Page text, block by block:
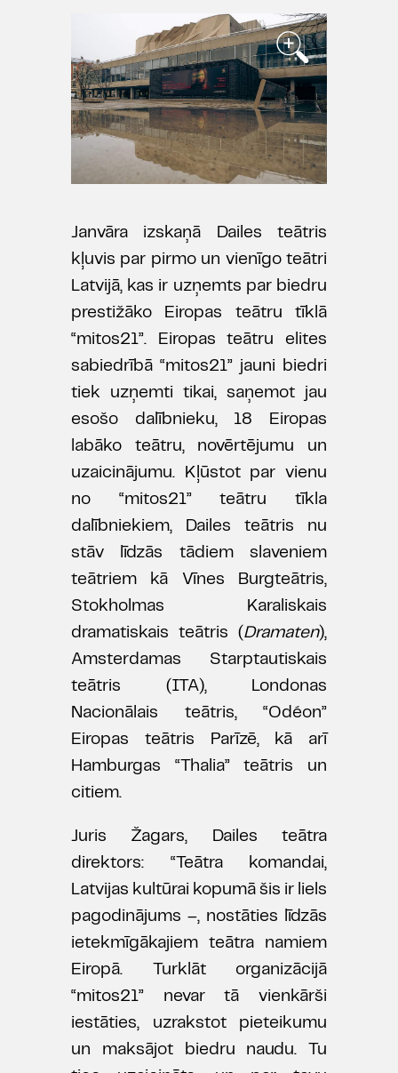
Janvāra izskaņā Dailes teātris
kļuvis par pirmo un vienīgo teātri
Latvijā, kas ir uzņemts par biedru
prestižāko Eiropas teātru tīklā
“mitos21”. Eiropas teātru elites
sabiedrībā “mitos21” jauni biedri
tiek uzņemti tikai, saņemot jau
esošo dalībnieku, 18 Eiropas
labāko teātru, novērtējumu un
uzaicinājumu. Kļūstot par vienu
no “mitos21” teātru tīkla
dalībniekiem, Dailes teātris nu
stāv līdzās tādiem slaveniem
teātriem kā Vīnes Burgteātris,
Stokholmas Karaliskais
dramatiskais teātris (Dramaten),
Amsterdamas Starptautiskais
teātris (ITA), Londonas
Nacionālais teātris, “Odéon”
Eiropas teātris Parīzē, kā arī
Hamburgas “Thalia” teātris un
citiem.
Juris Žagars, Dailes teātra
direktors: “Teātra komandai,
Latvijas kultūrai kopumā šis ir liels
pagodinājums –, nostāties līdzās
ietekmīgākajiem teātra namiem
Eiropā. Turklāt organizācijā
“mitos21” nevar tā vienkārši
iestāties, uzrakstot pieteikumu
un maksājot biedru naudu. Tu